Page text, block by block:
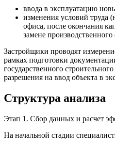
ввода в эксплуатацию
изменения условий труда
офиса, после окончания
замене
Застройщики проводят
рамках подготовки
государственного
разрешения на ввод объекта в
Структура анализа
Этап 1. Сбор данных и расчет
На начальной стадии